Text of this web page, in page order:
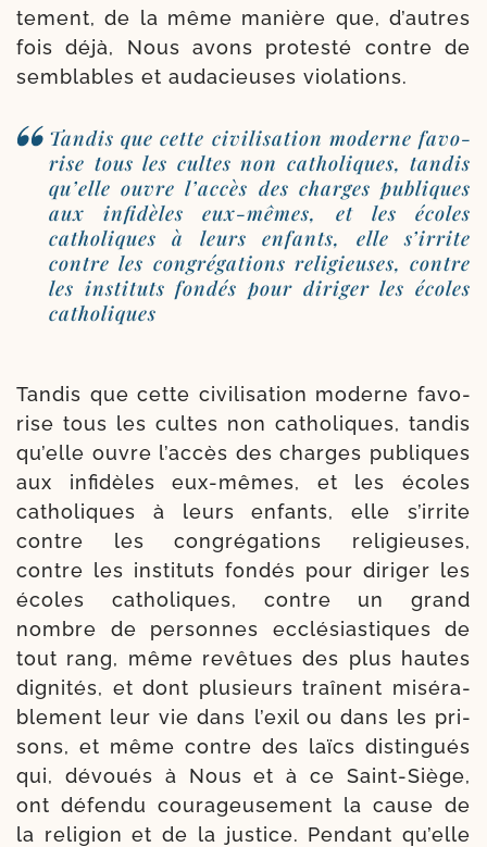
te­ment, de la même ma­nière que, d’autres
fois déjà, Nous avons pro­tes­té contre de
sem­blables et auda­cieuses violations.
Tandis que cette civi­li­sa­tion moderne favo­
rise tous les cultes non catho­liques, tan­dis
qu’elle ouvre l’accès des charges publiques
aux infi­dèles eux-​mêmes, et les écoles
catho­liques à leurs enfants, elle s’irrite
contre les con­grégations reli­gieuses, contre
les ins­ti­tuts fon­dés pour diri­ger les écoles
catholiques
Tandis que cette civi­li­sa­tion moderne favo­
rise tous les cultes non catho­liques, tan­dis
qu’elle ouvre l’accès des charges publiques
aux infi­dèles eux-​mêmes, et les écoles
catho­liques à leurs enfants, elle s’irrite
contre les con­grégations reli­gieuses,
contre les ins­ti­tuts fon­dés pour diri­ger les
écoles catho­liques, contre un grand
nombre de per­sonnes ecclé­sias­tiques de
tout rang, même revê­tues des plus hautes
digni­tés, et dont plu­sieurs traînent misé­ra­
ble­ment leur vie dans l’exil ou dans les pri­
sons, et même contre des laïcs dis­tin­gués
qui, dévoués à Nous et à ce Saint-​Siège,
ont défen­du coura­geusement la cause de
la reli­gion et de la jus­tice. Pendant qu’elle